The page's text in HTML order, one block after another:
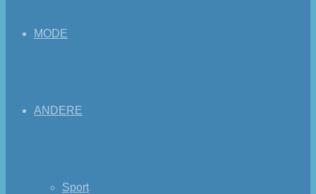
MODE
ANDERE
Sport